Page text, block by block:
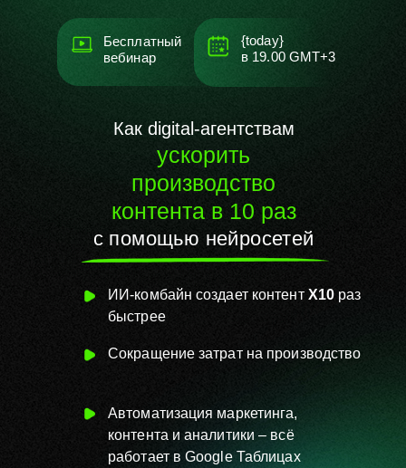
Бесплатный
вебинар
ИИ-комбайн создает контентХ10 раз
быстрее
Автоматизация маркетинга,
контента и аналитики – всё
работает в Google Таблицах
Сокращение затрат на производство
с помощью нейросетей
{today}
в 19.00 GMT+3
Как digital-агентствам
ускорить
производство
контента в 10 раз